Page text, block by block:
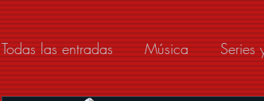
Todas las entradas Música Series